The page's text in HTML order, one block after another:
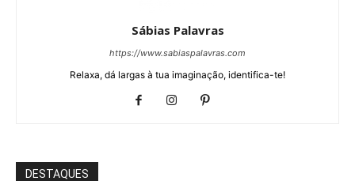
Sábias Palavras
https://www.sabiaspalavras.com
Relaxa, dá largas à tua imaginação, identifica-te!
DESTAQUES